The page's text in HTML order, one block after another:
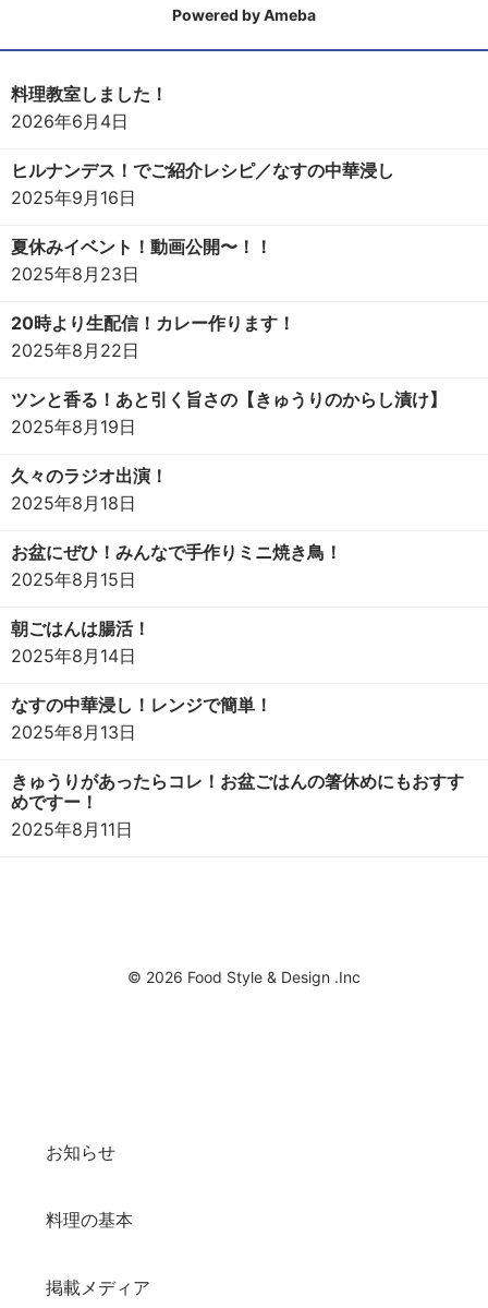
Powered by Ameba
料理教室しました！
2026年6月4日
ヒルナンデス！でご紹介レシピ／なすの中華浸し
2025年9月16日
夏休みイベント！動画公開〜！！
2025年8月23日
20時より生配信！カレー作ります！
2025年8月22日
ツンと香る！あと引く旨さの【きゅうりのからし漬け】
2025年8月19日
久々のラジオ出演！
2025年8月18日
お盆にぜひ！みんなで手作りミニ焼き鳥！
2025年8月15日
朝ごはんは腸活！
2025年8月14日
なすの中華浸し！レンジで簡単！
2025年8月13日
きゅうりがあったらコレ！お盆ごはんの箸休めにもおすす
めですー！
2025年8月11日
© 2026 Food Style & Design .Inc
お知らせ
料理の基本
掲載メディア